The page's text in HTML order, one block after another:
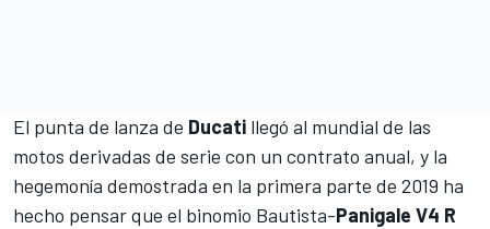
El punta de lanza de Ducati llegó al mundial de las
motos derivadas de serie con un contrato anual, y la
hegemonía demostrada en la primera parte de 2019 ha
hecho pensar que el binomio Bautista-Panigale V4 R